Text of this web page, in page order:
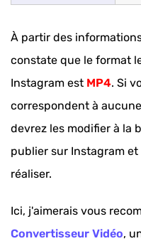
À partir des
constate que le format
Instagram est MP4. Si
correspondent à
devrez les modifier à la
publier sur Instagram
réaliser.
Ici, j'aimerais vous
Convertisseur Vidéo,